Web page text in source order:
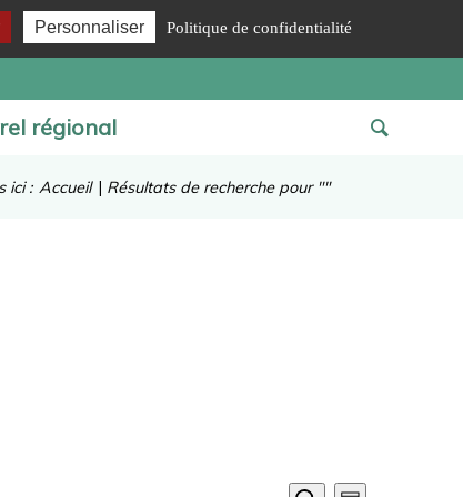
régional
ici : Accueil | Résultats de recherche pour ""
Personnaliser Politique de confidentialité